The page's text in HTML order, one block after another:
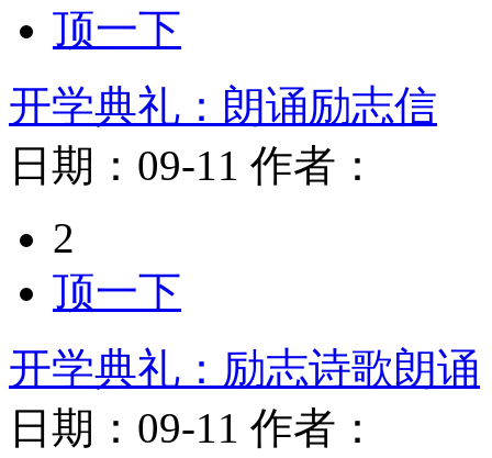
顶一下
开学典礼：朗诵励志信
日期： 09-11 作者：
2
顶一下
开学典礼：励志诗歌朗诵
日期： 09-11 作者：